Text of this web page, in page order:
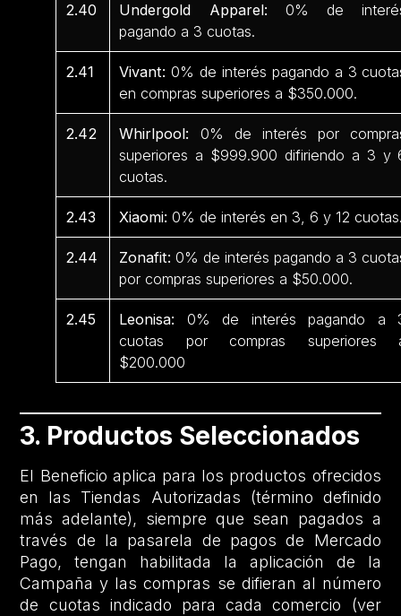
2.40 Undergold Apparel: 0% de
pagando a 3 cuotas.
2.41 Vivant: 0% de interés pagando a 3
en compras superiores a $350.000.
2.42 Whirlpool: 0% de interés por
superiores a $999.900 difiriendo a 3 y
cuotas.
2.43 Xiaomi: 0% de interés en 3, 6 y 12
2.44 Zonafit: 0% de interés pagando a 3
por compras superiores a $50.000.
2.45 Leonisa: 0% de interés pagando a
cuotas por compras superiores
$200.000
3. Productos Seleccionados
El Beneficio aplica para los productos ofrecidos
en las Tiendas Autorizadas (término definido
más adelante), siempre que sean pagados a
través de la pasarela de pagos de Mercado
Pago, tengan habilitada la aplicación de la
Campaña y las compras se difieran al número
de cuotas indicado para cada comercio (ver